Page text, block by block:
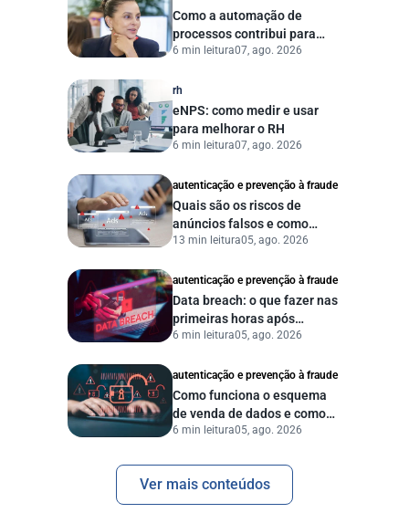
Como a automação de
processos contribui para
uma gestão pública mais
6 min leitura07, ago. 2026
rh
eNPS: como medir e usar
para melhorar o RH
6 min leitura07, ago. 2026
autenticação e prevenção à fraude
Quais são os riscos de
anúncios falsos e como
proteger seu negócio?
13 min leitura05, ago. 2026
autenticação e prevenção à fraude
Data breach: o que fazer nas
primeiras horas após
vazamento de dados?
6 min leitura05, ago. 2026
autenticação e prevenção à fraude
Como funciona o esquema
de venda de dados e como
proteger sua empresa?
6 min leitura05, ago. 2026
Ver mais conteúdos